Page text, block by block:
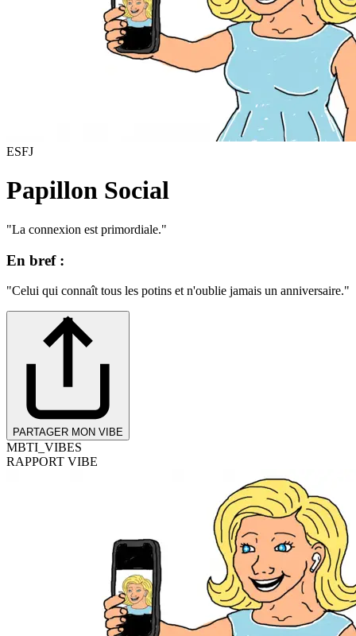
ESFJ
Papillon Social
"La connexion est primordiale."
En bref :
"Celui qui connaît tous les potins et n'oublie jamais un anniversaire."
PARTAGER MON VIBE
MBTI_VIBES
RAPPORT VIBE